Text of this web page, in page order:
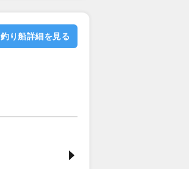
釣り船詳細を見る